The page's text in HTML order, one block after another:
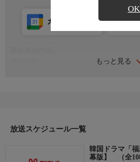
OK
もっと見る
カレンダー登録
は…？
放送スケジュール一覧
韓国ドラマ「
幕版】 （全